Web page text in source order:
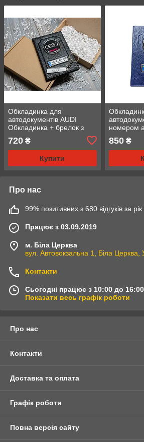
Обкладинка для
автодокументів AUDI
Обкладинка + брелок з
720 ₴
Купити
номером
850₴
Про нас
99% позитивних з 680 відгуків за рік
Працює з 03.09.2019
м. Біла Церква
вул. Автовокзальна 1, Біла Церква,
Контакти
Сьогодні працює з 10:00 до 16:00
Показати весь графік роботи
Про нас
Контакти
Доставка та оплата
Графік роботи
Повна версія сайту